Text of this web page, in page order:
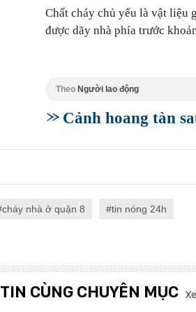
Chất cháy chủ yếu là vật liệu
được dãy nhà phía trước
Theo Người lao động
Cảnh hoang tàn
cháy nhà ở quận 8 tin nóng 24h
TIN CÙNG CHUYÊN MỤC